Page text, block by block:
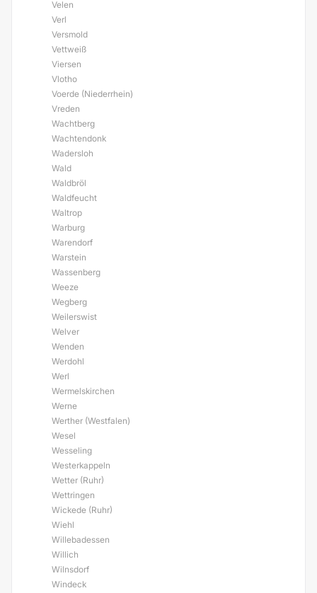
Velen
Verl
Versmold
Vettweiß
Viersen
Vlotho
Voerde (Niederrhein)
Vreden
Wachtberg
Wachtendonk
Wadersloh
Wald
Waldbröl
Waldfeucht
Waltrop
Warburg
Warendorf
Warstein
Wassenberg
Weeze
Wegberg
Weilerswist
Welver
Wenden
Werdohl
Werl
Wermelskirchen
Werne
Werther (Westfalen)
Wesel
Wesseling
Westerkappeln
Wetter (Ruhr)
Wettringen
Wickede (Ruhr)
Wiehl
Willebadessen
Willich
Wilnsdorf
Windeck